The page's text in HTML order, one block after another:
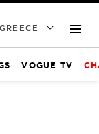
GREECE
VOGUE TV